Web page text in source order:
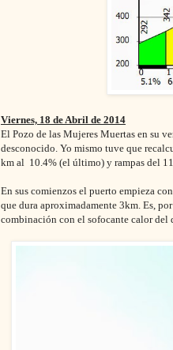
Viernes, 18 de Abril de 2014
El Pozo de las Mujeres Muertas en su
desconocido. Yo mismo tuve que
km al 10.4% (el último) y rampas del
En sus comienzos el puerto empieza
que dura aproximadamente 3km. Es,
combinación con el sofocante calor del